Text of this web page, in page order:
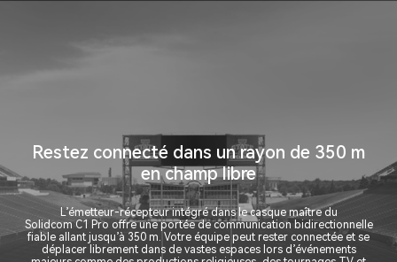
Restez connecté dans un rayon de 350 m
en champ libre
L’émetteur-récepteur intégré dans le casque maître du
Solidcom C1 Pro offre une portée de communication bidirectionnelle
fiable allant jusqu’à 350 m. Votre équipe peut rester connectée et se
déplacer librement dans de vastes espaces lors d’événements